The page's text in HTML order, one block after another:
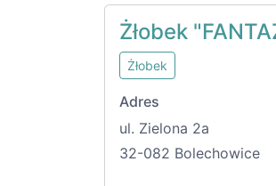
Żłobek
Żłobek
Adres
ul. Zielona 2a
32-082 Bolechowice